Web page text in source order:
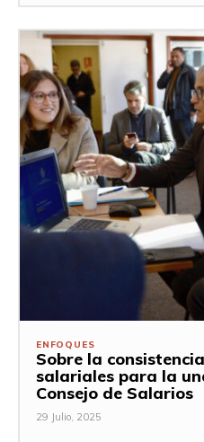
ENFOQUES
Sobre la
salariales para la
Consejo de Salarios
29 Julio, 2025